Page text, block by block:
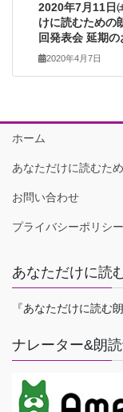
2020年7月11日
けに読むための
回発表会 延期の
2020年4月7日
ホーム
あなただけに読むた
お問い合わせ
プライバシーポリシー
あなただけに読
『あなただけに読む
ナレーター&朗